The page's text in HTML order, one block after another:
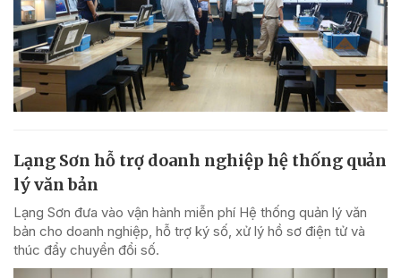
Lạng Sơn hỗ trợ doanh nghiệp hệ thống quản
lý văn bản
Lạng Sơn đưa vào vận hành miễn phí Hệ thống quản lý văn
bản cho doanh nghiệp, hỗ trợ ký số, xử lý hồ sơ điện tử và
thúc đẩy chuyển đổi số.